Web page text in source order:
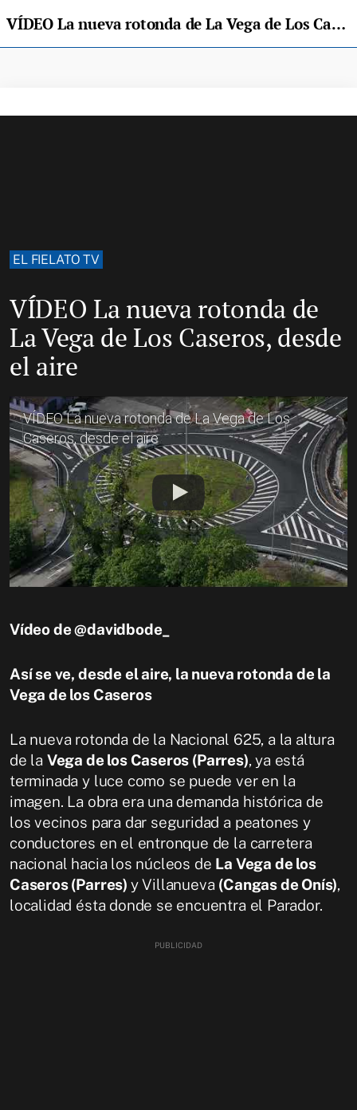
VÍDEO La nueva rotonda de La Vega de Los Caseros, desde el aire
EL FIELATO TV
VÍDEO La nueva rotonda de
La Vega de Los Caseros, desde
el aire
VÍDEO La nueva rotonda de La Vega de Los
Caseros, desde el aire
Vídeo de @davidbode_
Así se ve, desde el aire, la nueva rotonda de la
Vega de los Caseros
La nueva rotonda de la Nacional 625, a la altura
de la Vega de los Caseros (Parres), ya está
terminada y luce como se puede ver en la
imagen. La obra era una demanda histórica de
los vecinos para dar seguridad a peatones y
conductores en el entronque de la carretera
nacional hacia los núcleos de La Vega de los
Caseros (Parres) y Villanueva (Cangas de Onís),
localidad ésta donde se encuentra el Parador.